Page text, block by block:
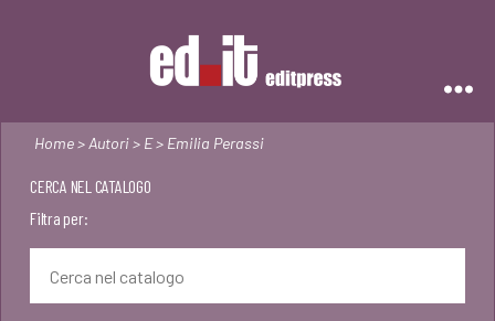
Home> Autori> E> Emilia Perassi
CERCA NEL CATALOGO
Filtra per: